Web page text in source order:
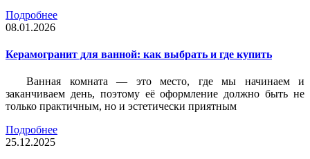
Подробнее
08.01.2026
Керамогранит для ванной: как выбрать и где купить
Ванная комната — это место, где мы начинаем и
заканчиваем день, поэтому её оформление должно быть не
только практичным, но и эстетически приятным
Подробнее
25.12.2025